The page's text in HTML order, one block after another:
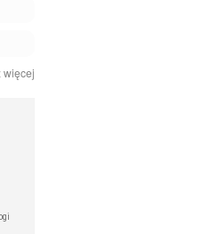
więcej